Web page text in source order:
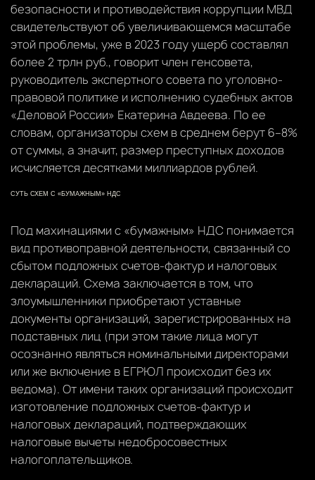
безопасности и противодействия коррупции МВД
свидетельствуют об увеличивающемся масштабе
этой проблемы, уже в 2023 году ущерб составлял
более 2 трлн руб., говорит член генсовета,
руководитель экспертного совета по уголовно-
правовой политике и исполнению судебных актов
«Деловой России» Екатерина Авдеева. По ее
словам, организаторы схем в среднем берут 6–8%
от суммы, а значит, размер преступных доходов
исчисляется десятками миллиардов рублей.
СУТЬ СХЕМ С «БУМАЖНЫМ» НДС
Под махинациями с «бумажным» НДС понимается
вид противоправной деятельности, связанный со
сбытом подложных счетов-фактур и налоговых
деклараций. Схема заключается в том, что
злоумышленники приобретают уставные
документы организаций, зарегистрированных на
подставных лиц (при этом такие лица могут
осознанно являться номинальными директорами
или же включение в ЕГРЮЛ происходит без их
ведома). От имени таких организаций происходит
изготовление подложных счетов-фактур и
налоговых деклараций, подтверждающих
налоговые вычеты недобросовестных
налогоплательщиков.